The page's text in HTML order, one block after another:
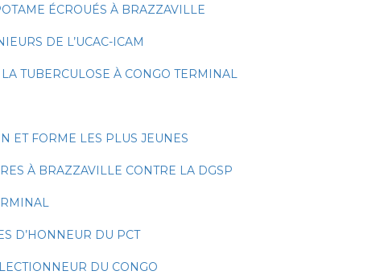
ÉCROUÉS À BRAZZAVILLE
DE L’UCAC-ICAM
TUBERCULOSE À CONGO TERMINAL
ET FORME LES PLUS JEUNES
À BRAZZAVILLE CONTRE LA DGSP
D’HONNEUR DU PCT
DU CONGO